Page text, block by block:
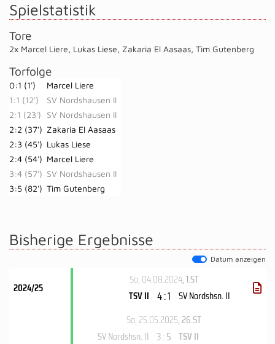
Spielstatistik
Tore
2x Marcel Liere, Lukas Liese, Zakaria El Aasaas, Tim Gutenberg
Torfolge
0:1 (1')
Marcel Liere
1:1 (12')
SV Nordshausen II
2:1 (23')
SV Nordshausen II
2:2 (37') Zakaria El Aasaas
2:3 (45') Lukas Liese
2:4 (54') Marcel Liere
3:4 (57') SV Nordshausen II
3:5 (82') Tim Gutenberg
Bisherige Ergebnisse
Datum anzeigen
2024/25
So, 04.08.2024, 1.ST
TSV II 4 : 1 SV Nordshsn. II
So, 25.05.2025, 26.ST
SV Nordshsn. II 3 : 5 TSV II